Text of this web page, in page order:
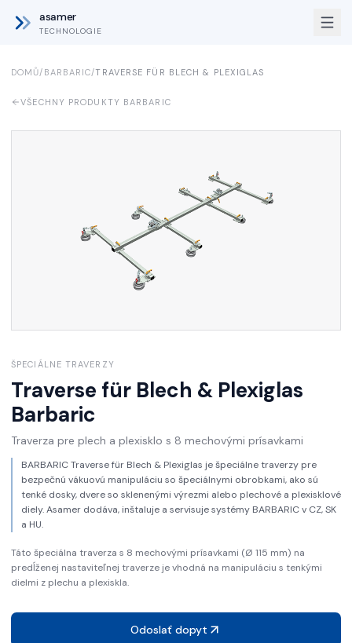
asamer
TECHNOLOGIE
DOMŮ/ BARBARIC/TRAVERSE FÜR BLECH & PLEXIGLAS
VŠECHNY PRODUKTY BARBARIC
ŠPECIÁLNE TRAVERZY
Traverse für Blech & Plexiglas
Barbaric
Traverza pre plech a plexisklo s 8 mechovými prísavkami
BARBARIC Traverse für Blech & Plexiglas je špeciálne traverzy pre
bezpečnú vákuovú manipuláciu so špeciálnymi obrobkami, ako sú
tenké dosky, dvere so sklenenými výrezmi alebo plechové a plexisklové
diely. Asamer dodáva, inštaluje a servisuje systémy BARBARIC v CZ, SK
a HU.
Táto špeciálna traverza s 8 mechovými prísavkami (Ø 115 mm) na
predĺženej nastaviteľnej traverze je vhodná na manipuláciu s tenkými
dielmi z plechu a plexiskla.
Odoslať dopyt